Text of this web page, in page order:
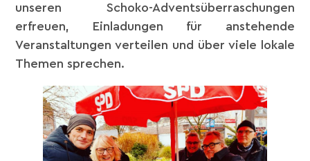
unseren Schoko-Adventsüberraschungen
erfreuen, Einladungen für anstehende
Veranstaltungen verteilen und über viele lokale
Themen sprechen.